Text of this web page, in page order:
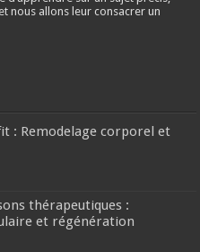
nous allons leur consacrer un
: Remodelage corporel et
thérapeutiques :
et régénération